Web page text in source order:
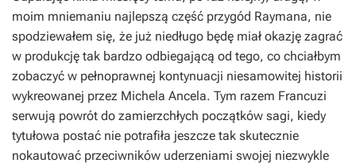
moim mniemaniu najlepszą część przygód Raymana, nie
spodziewałem się, że już niedługo będę miał okazję zagrać
w produkcję tak bardzo odbiegającą od tego, co chciałbym
zobaczyć w pełnoprawnej kontynuacji niesamowitej historii
wykreowanej przez Michela Ancela. Tym razem Francuzi
serwują powrót do zamierzchłych początków sagi, kiedy
tytułowa postać nie potrafiła jeszcze tak skutecznie
nokautować przeciwników uderzeniami swojej niezwykle